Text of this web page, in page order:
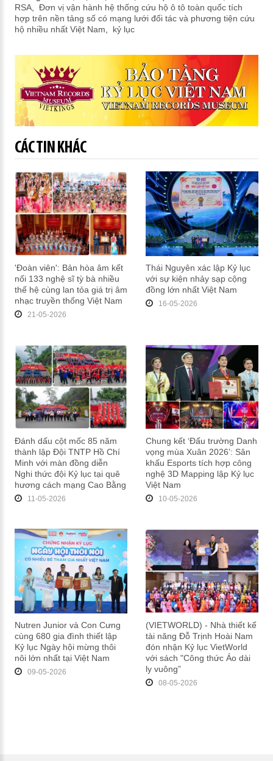
RSA, Đơn vị vận hành hệ thống cứu hộ ô tô toàn quốc tích
hợp trên nền tảng số có mạng lưới đối tác và phương tiện cứu
hộ nhiều nhất Việt Nam
kỷ lục
CÁC TIN KHÁC
'Đoàn viên': Bản hòa âm kết
nối 133 nghệ sĩ tỳ bà nhiều
thế hệ cùng lan tỏa giá trị âm
nhạc truyền thống Việt Nam
21-05-2026
Thái Nguyên xác lập Kỷ lục
với sự kiện nhảy sạp cộng
đồng lớn nhất Việt Nam
16-05-2026
Đánh dấu cột mốc 85 năm
thành lập Đội TNTP Hồ Chí
Minh với màn đồng diễn
Nghi thức đội Kỷ lục tại quê
hương cách mạng Cao Bằng
11-05-2026
Chung kết ‘Đấu trường Danh
vọng mùa Xuân 2026’: Sân
khấu Esports tích hợp công
nghệ 3D Mapping lập Kỷ lục
Việt Nam
10-05-2026
Nutren Junior và Con Cưng
cùng 680 gia đình thiết lập
Kỷ lục Ngày hội mừng thôi
nôi lớn nhất tại Việt Nam
09-05-2026
(VIETWORLD) - Nhà thiết kế
tài năng Đỗ Trịnh Hoài Nam
đón nhận Kỷ lục VietWorld
với sách "Công thức Áo dài
ly vuông”
08-05-2026